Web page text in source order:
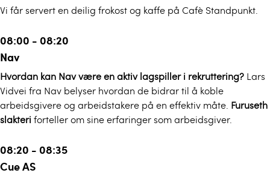
Vi får servert en deilig frokost og kaffe på Cafè Standpunkt.
08:00 - 08:20
Nav
Hvordan kan Nav være en aktiv lagspiller i rekruttering? Lars
Vidvei fra Nav belyser hvordan de bidrar til å koble
arbeidsgivere og arbeidstakere på en effektiv måte. Furuseth
slakteri forteller om sine erfaringer som arbeidsgiver.
08:20 - 08:35
Cue AS